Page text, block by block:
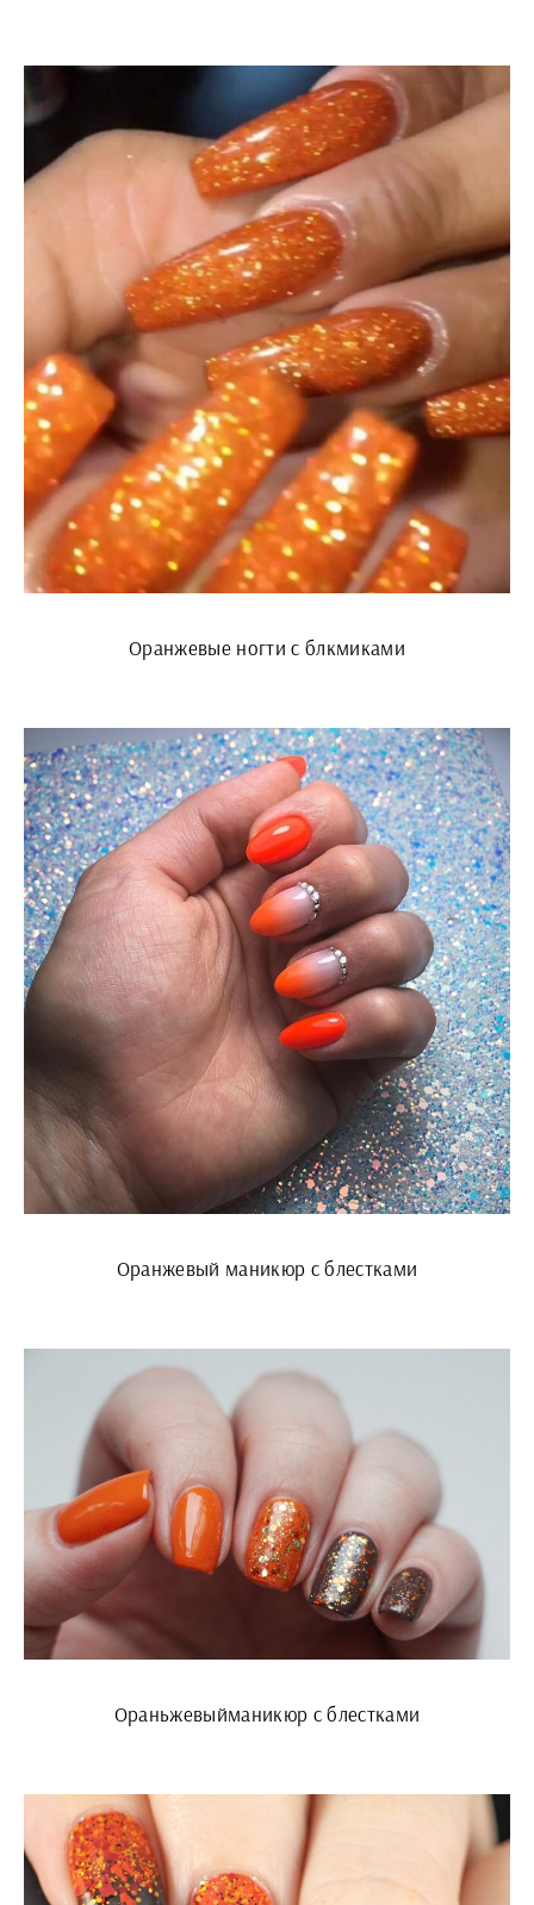
Оранжевые ногти с блкмиками
Оранжевый маникюр с блестками
Ораньжевыйманикюр с блестками